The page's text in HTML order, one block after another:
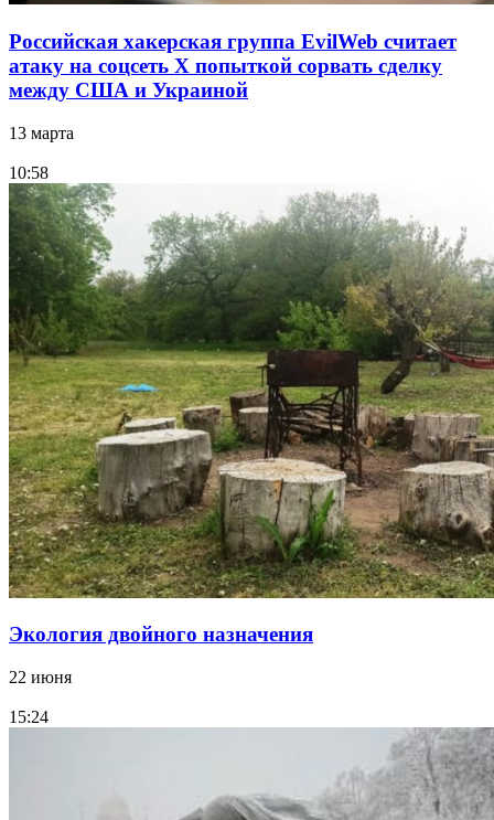
Российская хакерская группа EvilWeb считает
атаку на соцсеть Х попыткой сорвать сделку
между США и Украиной
13 марта
10:58
Экология двойного назначения
22 июня
15:24